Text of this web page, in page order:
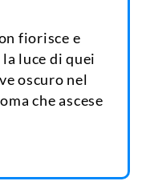
fiorisce e
luce di quei
oscuro nel
che ascese